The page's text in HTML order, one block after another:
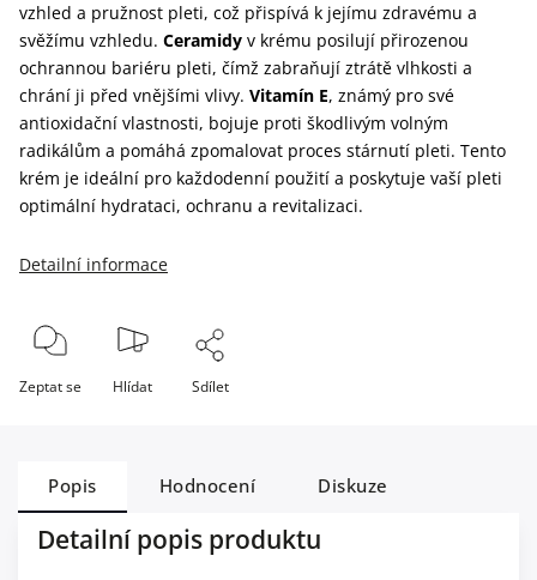
vzhled a pružnost pleti, což přispívá k jejímu zdravému a
svěžímu vzhledu. Ceramidy v krému posilují přirozenou
ochrannou bariéru pleti, čímž zabraňují ztrátě vlhkosti a
chrání ji před vnějšími vlivy. Vitamín E, známý pro své
antioxidační vlastnosti, bojuje proti škodlivým volným
radikálům a pomáhá zpomalovat proces stárnutí pleti. Tento
krém je ideální pro každodenní použití a poskytuje vaší pleti
optimální hydrataci, ochranu a revitalizaci.
Detailní informace
Zeptat se Hlídat Sdílet
Popis Hodnocení Diskuze
Detailní popis produktu